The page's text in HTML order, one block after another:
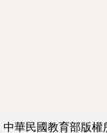
中華民國教育部版權